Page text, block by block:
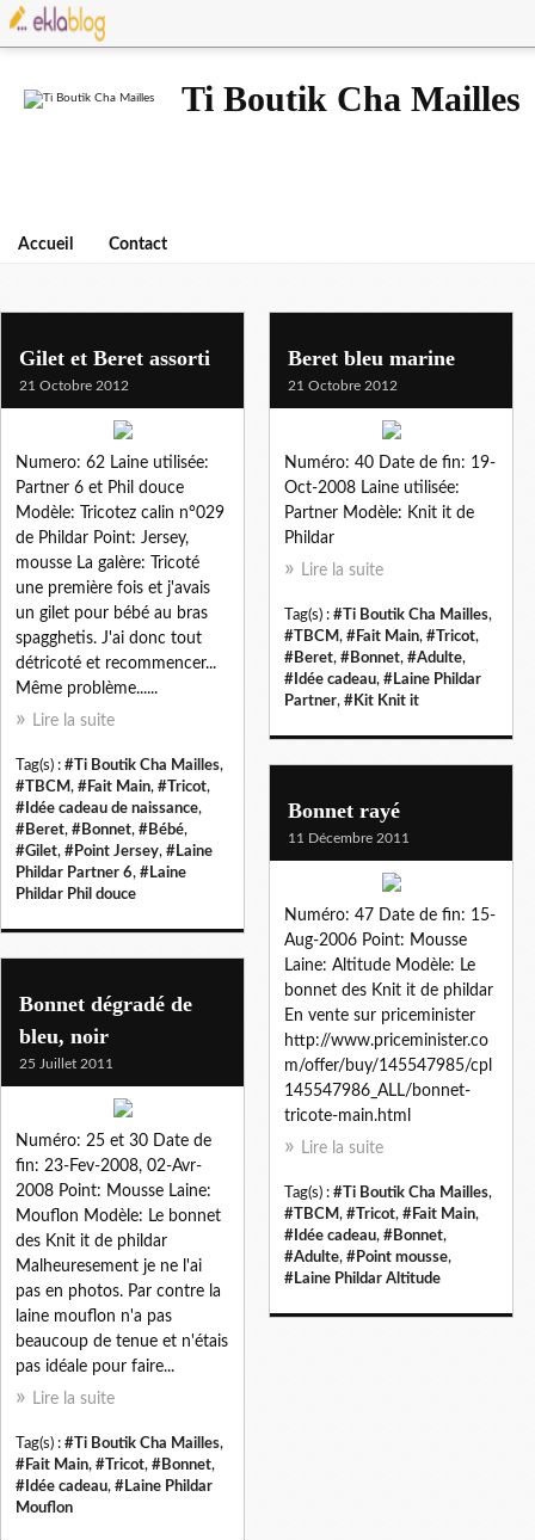
Ti Boutik Cha Mailles
Accueil Contact
bonnet
Gilet et Beret assorti
21 Octobre 2012
Numero: 62 Laine utilisée:
Partner 6 et Phil douce
Modèle: Tricotez calin n°029
de Phildar Point: Jersey,
mousse La galère: Tricoté
une première fois et j'avais
un gilet pour bébé au bras
spagghetis. J'ai donc tout
détricoté et recommencer...
Même problème......
Lire la suite
Tag(s) : #Ti Boutik Cha Mailles,
#TBCM, #Fait Main, #Tricot,
#Idée cadeau de naissance,
#Beret, #Bonnet, #Bébé,
#Gilet, #Point Jersey, #Laine
Phildar Partner 6, #Laine
Phildar Phil douce
Beret bleu marine
21 Octobre 2012
Numéro: 40 Date de fin: 19-
Oct-2008 Laine utilisée:
Partner Modèle: Knit it de
Phildar
Lire la suite
Tag(s) : #Ti Boutik Cha Mailles,
#TBCM, #Fait Main, #Tricot,
#Beret, #Bonnet, #Adulte,
#Idée cadeau, #Laine Phildar
Partner, #Kit Knit it
Bonnet rayé
11 Décembre 2011
Numéro: 47 Date de fin: 15-
Aug-2006 Point: Mousse
Laine: Altitude Modèle: Le
bonnet des Knit it de phildar
En vente sur priceminister
http://www.priceminister.co
m/offer/buy/145547985/cpl
145547986_ALL/bonnet-
tricote-main.html
Lire la suite
Tag(s) : #Ti Boutik Cha Mailles,
#TBCM, #Tricot, #Fait Main,
#Idée cadeau, #Bonnet,
#Adulte, #Point mousse,
#Laine Phildar Altitude
Bonnet dégradé de
bleu, noir
25 Juillet 2011
Numéro: 25 et 30 Date de
fin: 23-Fev-2008, 02-Avr-
2008 Point: Mousse Laine:
Mouflon Modèle: Le bonnet
des Knit it de phildar
Malheuresement je ne l'ai
pas en photos. Par contre la
laine mouflon n'a pas
beaucoup de tenue et n'étais
pas idéale pour faire...
Lire la suite
Tag(s) : #Ti Boutik Cha Mailles,
#Fait Main, #Tricot, #Bonnet,
#Idée cadeau, #Laine Phildar
Mouflon